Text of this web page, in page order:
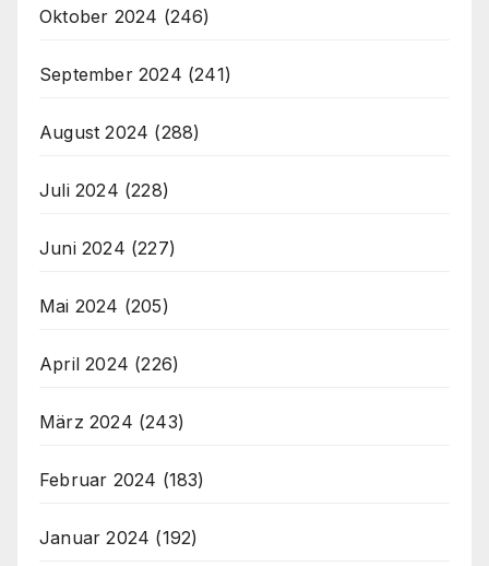
Oktober 2024 (246)
September 2024 (241)
August 2024 (288)
Juli 2024 (228)
Juni 2024 (227)
Mai 2024 (205)
April 2024 (226)
März 2024 (243)
Februar 2024 (183)
Januar 2024 (192)